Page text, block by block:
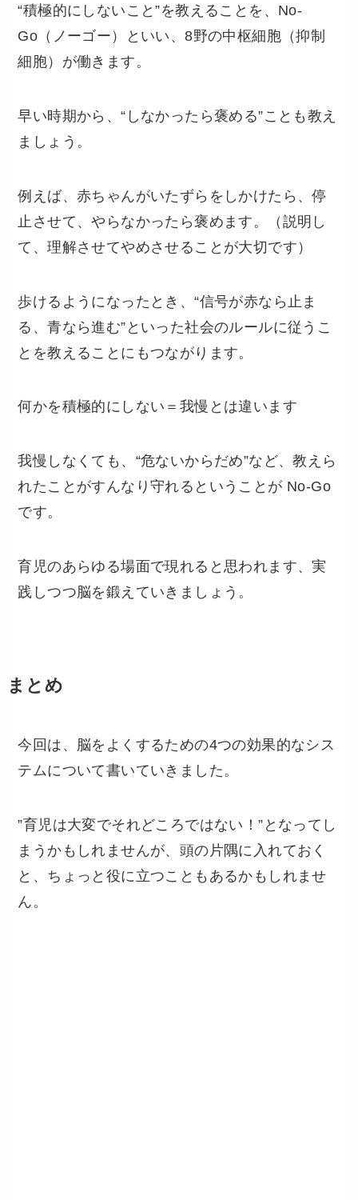
“積極的にしないこと”を教えることを、No-
Go（ノーゴー）といい、8野の中枢細胞（抑制
細胞）が働きます。
早い時期から、“しなかったら褒める”ことも教え
ましょう。
例えば、赤ちゃんがいたずらをしかけたら、停
止させて、やらなかったら褒めます。（説明し
て、理解させてやめさせることが大切です）
歩けるようになったとき、“信号が赤なら止ま
る、青なら進む”といった社会のルールに従うこ
とを教えることにもつながります。
何かを積極的にしない＝我慢とは違います
我慢しなくても、“危ないからだめ”など、教えら
れたことがすんなり守れるということが No-Go
です。
育児のあらゆる場面で現れると思われます、実
践しつつ脳を鍛えていきましょう。
まとめ
今回は、脳をよくするための4つの効果的なシス
テムについて書いていきました。
”育児は大変でそれどころではない！”となってし
まうかもしれませんが、頭の片隅に入れておく
と、ちょっと役に立つこともあるかもしれませ
ん。